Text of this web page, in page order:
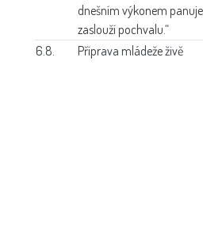
dnešním výkonem
zaslouží pochvalu.“
6.8.
Příprava mládeže živě